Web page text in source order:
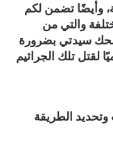
وأيضًا تضمن لكم
والتي من
سيدتي بضرورة
لقتل تلك الجراثيم
الطريقة